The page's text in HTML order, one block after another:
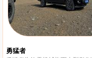
勇猛者